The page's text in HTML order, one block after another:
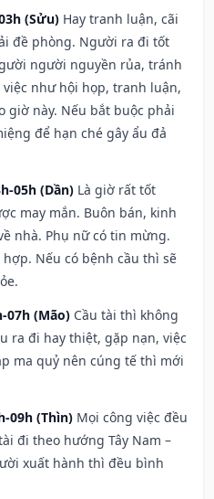
(Sửu) Hay tranh luận, cãi
đề phòng. Người ra đi tốt
người nguyền rủa, tránh
như hội họp, tranh luận,
giờ này. Nếu bắt buộc phải
để hạn ché gây ẩu đả
05h (Dần) Là giờ rất tốt
may mắn. Buôn bán, kinh
nhà. Phụ nữ có tin mừng.
Nếu có bệnh cầu thì sẽ
07h (Mão) Cầu tài thì không
ra đi hay thiệt, gặp nạn, việc
ma quỷ nên cúng tế thì mới
09h (Thìn) Mọi công việc đều
đi theo hướng Tây Nam –
xuất hành thì đều bình